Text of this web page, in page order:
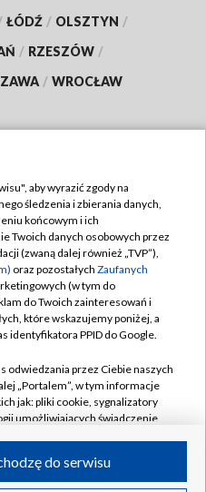
ŁÓDŹ / OLSZTYN /
/ RZESZÓW /
/ WROCŁAW
TVP
zgody
S.A. w likwidacji
aby wyrazić zgody na
śledzenia i zbierania danych,
końcowym i ich
Twoich danych osobowych przez
(zwaną dalej również „TVP”),
oraz pozostałych Zaufanych
(w tym do
do Twoich zainteresowań i
które wskazujemy poniżej, a
identyfikatora PPID do Google.
odwiedzania przez Ciebie naszych
„Portalem”, w tym informacje
jak: pliki cookie, sygnalizatory
umożliwiających świadczenie
do serwisu